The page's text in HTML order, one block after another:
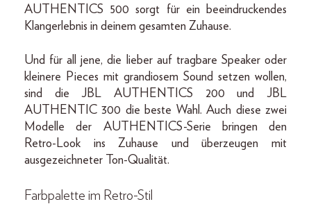
AUTHENTICS 500 sorgt für ein beeindruckendes
Klangerlebnis in deinem gesamten Zuhause.
Und für all jene, die lieber auf tragbare Speaker oder
kleinere Pieces mit grandiosem Sound setzen wollen,
sind die JBL AUTHENTICS 200 und JBL
AUTHENTIC 300 die beste Wahl. Auch diese zwei
Modelle der AUTHENTICS-Serie bringen den
Retro-Look ins Zuhause und überzeugen mit
ausgezeichneter Ton-Qualität.
Farbpalette im Retro-Stil